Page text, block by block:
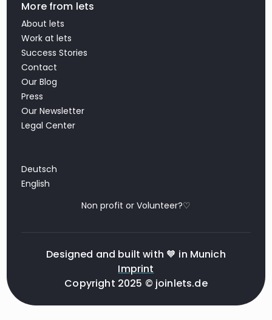
More from lets
About lets
Work at lets
Success Stories
Contact
Our Blog
Press
Our Newsletter
Legal Center
Deutsch
English
Non profit or Volunteer?♡
Designed and built with 🧡 in Munich
Imprint
Copyright 2025 © joinlets.de